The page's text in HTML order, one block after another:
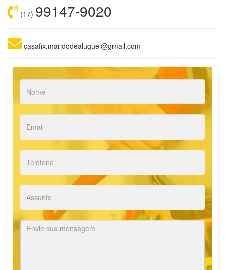
(17) 99147-9020
casafix.maridodealuguel@gmail.com